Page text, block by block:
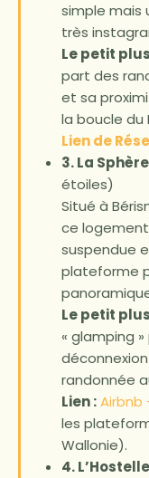
simple mais
très
Le petit
part des
et sa
la boucle du
Lien de
3. La
étoiles)
Situé à
ce
suspendue
plateforme
Le petit
« glamping »
randonnée
Lien :Airbnb
les
Wallonie).
4.